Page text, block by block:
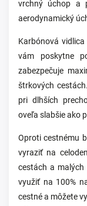
vrchný úchop a
aerodynamický
Karbónová
vám poskytne
zabezpečuje
štrkových
pri dlhších
oveľa slabšie ako
Oproti cestnému
vyraziť na
cestách a
využiť na 100%
cestné a môžete